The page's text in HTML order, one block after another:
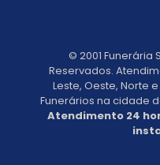
© 2001 Funerária
Reservados.
Leste, Oeste, Norte
Funerários na cidade
Atendimento 24